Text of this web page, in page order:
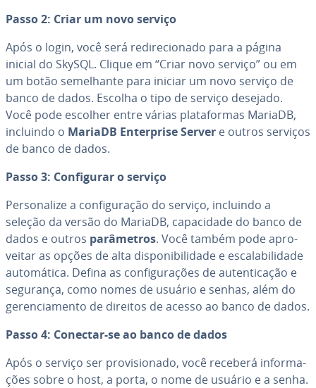
Passo 2: Criar um novo serviço
Após o login, você será re­di­re­ci­o­nado para a página
inicial do SkySQL. Clique em “Criar novo serviço” ou em
um botão se­me­lhante para iniciar um novo serviço de
banco de dados. Escolha o tipo de serviço desejado.
Você pode escolher entre várias pla­ta­for­mas MariaDB,
incluindo o MariaDB En­ter­prise Server e outros serviços
de banco de dados.
Passo 3: Con­fi­gu­rar o serviço
Per­so­na­lize a con­fi­gu­ra­ção do serviço, incluindo a
seleção da versão do MariaDB, ca­pa­ci­dade do banco de
dados e outros pa­râ­me­tros. Você também pode apro­
vei­tar as opções de alta dis­po­ni­bi­li­dade e es­ca­la­bi­li­dade
au­to­má­tica. Defina as con­fi­gu­ra­ções de au­ten­ti­ca­ção e
segurança, como nomes de usuário e senhas, além do
ge­ren­ci­a­mento de direitos de acesso ao banco de dados.
Passo 4: Conectar-se ao banco de dados
Após o serviço ser pro­vi­si­o­nado, você receberá in­for­ma­
ções sobre o host, a porta, o nome de usuário e a senha.